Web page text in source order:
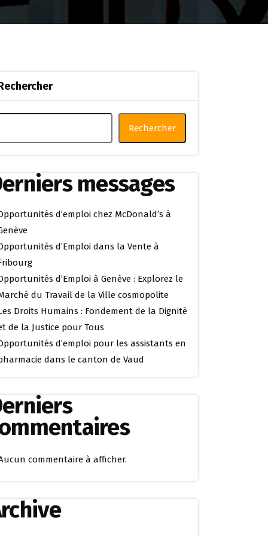
Rechercher
messages
d’emploi chez McDonald’s à
d’Emploi dans la Vente à
d’Emploi à Genève : Explorez le
du Travail de la Ville cosmopolite
Droits Humains : Fondement de la Dignité
de la Justice pour Tous
d’emploi pour les assistants en
dans le canton de Vaud
commentaire à afficher.